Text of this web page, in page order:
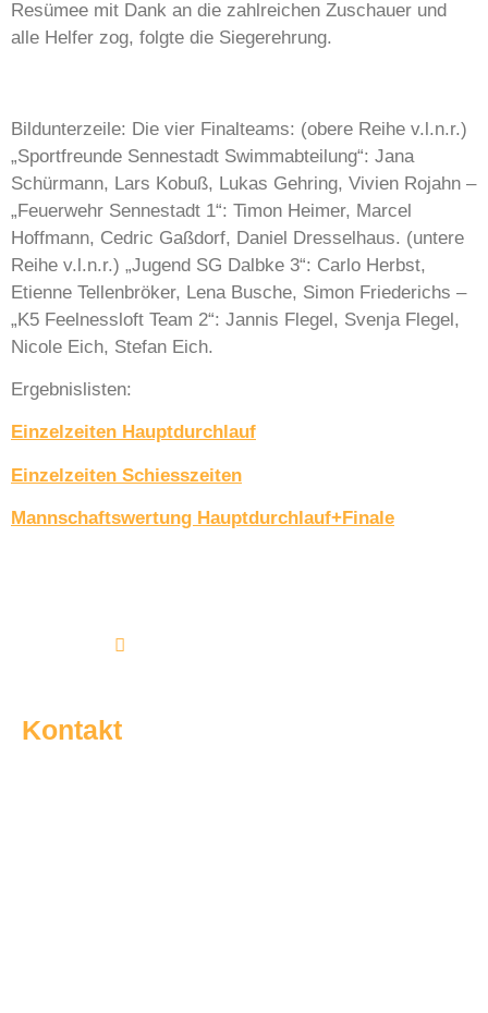
Resümee mit Dank an die zahlreichen Zuschauer und
alle Helfer zog, folgte die Siegerehrung.
Bildunterzeile: Die vier Finalteams: (obere Reihe v.l.n.r.)
„Sportfreunde Sennestadt Swimmabteilung“: Jana
Schürmann, Lars Kobuß, Lukas Gehring, Vivien Rojahn –
„Feuerwehr Sennestadt 1“: Timon Heimer, Marcel
Hoffmann, Cedric Gaßdorf, Daniel Dresselhaus. (untere
Reihe v.l.n.r.) „Jugend SG Dalbke 3“: Carlo Herbst,
Etienne Tellenbröker, Lena Busche, Simon Friederichs –
„K5 Feelnessloft Team 2“: Jannis Flegel, Svenja Flegel,
Nicole Eich, Stefan Eich.
Ergebnislisten:
Einzelzeiten Hauptdurchlauf
Einzelzeiten Schiesszeiten
Mannschaftswertung Hauptdurchlauf+Finale
Kontakt